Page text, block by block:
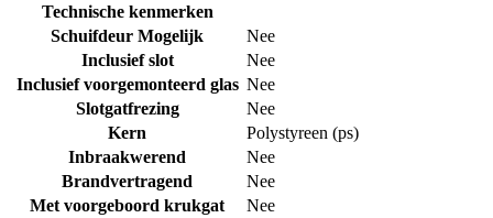
Technische kenmerken
Schuifdeur Mogelijk
Nee
Inclusief slot
Nee
Inclusief voorgemonteerd glas Nee
Slotgatfrezing
Nee
Kern
Polystyreen (ps)
Inbraakwerend
Nee
Brandvertragend
Nee
Met voorgeboord krukgat
Nee